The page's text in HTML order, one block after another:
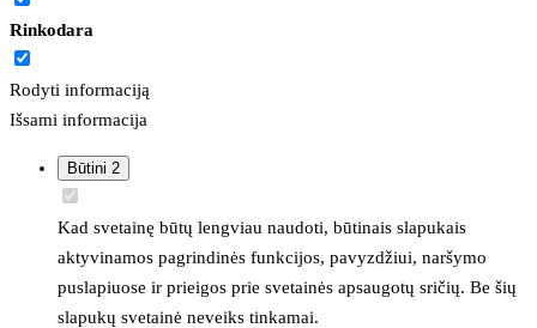
Rinkodara
Rodyti informaciją
Išsami informacija
Būtini 2
Kad svetainę būtų lengviau naudoti, būtinais slapukais
aktyvinamos pagrindinės funkcijos, pavyzdžiui, naršymo
puslapiuose ir prieigos prie svetainės apsaugotų sričių. Be šių
slapukų svetainė neveiks tinkamai.